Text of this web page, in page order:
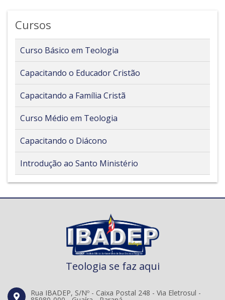
Cursos
Curso Básico em Teologia
Capacitando o Educador Cristão
Capacitando a Família Cristã
Curso Médio em Teologia
Capacitando o Diácono
Introdução ao Santo Ministério
Teologia se faz aqui
Rua IBADEP, S/Nº - Caixa Postal 248 - Via Eletrosul -